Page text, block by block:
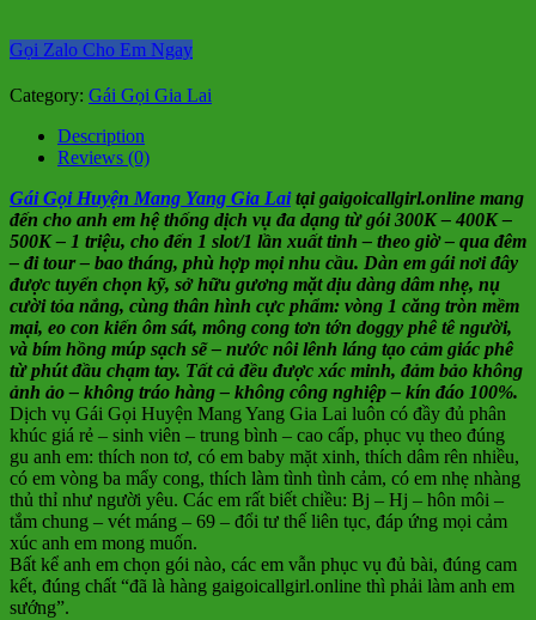
Gọi Zalo Cho Em Ngay
Category: Gái Gọi Gia Lai
Description
Reviews (0)
Gái Gọi Huyện Mang Yang Gia Laitại gaigoicallgirl.online mang
đến cho anh em hệ thống dịch vụ đa dạng từ gói 300K – 400K –
500K – 1 triệu, cho đến 1 slot/1 lần xuất tinh – theo giờ – qua đêm
– đi tour – bao tháng, phù hợp mọi nhu cầu. Dàn em gái nơi đây
được tuyển chọn kỹ, sở hữu gương mặt dịu dàng dâm nhẹ, nụ
cười tỏa nắng, cùng thân hình cực phẩm: vòng 1 căng tròn mềm
mại, eo con kiến ôm sát, mông cong tơn tớn doggy phê tê người,
và bím hồng múp sạch sẽ – nước nôi lênh láng tạo cảm giác phê
từ phút đầu chạm tay. Tất cả đều được xác minh, đảm bảo không
ảnh ảo – không tráo hàng – không công nghiệp – kín đáo 100%.
Dịch vụ Gái Gọi Huyện Mang Yang Gia Lai luôn có đầy đủ phân
khúc giá rẻ – sinh viên – trung bình – cao cấp, phục vụ theo đúng
gu anh em: thích non tơ, có em baby mặt xinh, thích dâm rên nhiều,
có em vòng ba mẩy cong, thích làm tình tình cảm, có em nhẹ nhàng
thủ thỉ như người yêu. Các em rất biết chiều: Bj – Hj – hôn môi –
tắm chung – vét máng – 69 – đổi tư thế liên tục, đáp ứng mọi cảm
xúc anh em mong muốn.
Bất kể anh em chọn gói nào, các em vẫn phục vụ đủ bài, đúng cam
kết, đúng chất “đã là hàng gaigoicallgirl.online thì phải làm anh em
sướng”.